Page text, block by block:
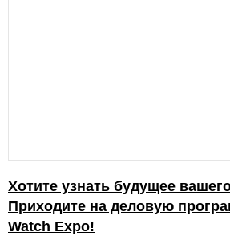
Хотите узнать будущее
Приходите на деловую
Watch Expo!